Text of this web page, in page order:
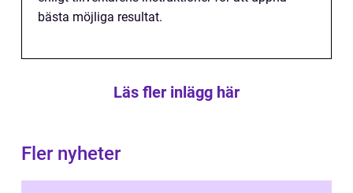
bästa möjliga resultat.
Läs fler inlägg här
Fler nyheter